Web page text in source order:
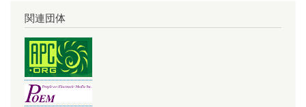
関連団体